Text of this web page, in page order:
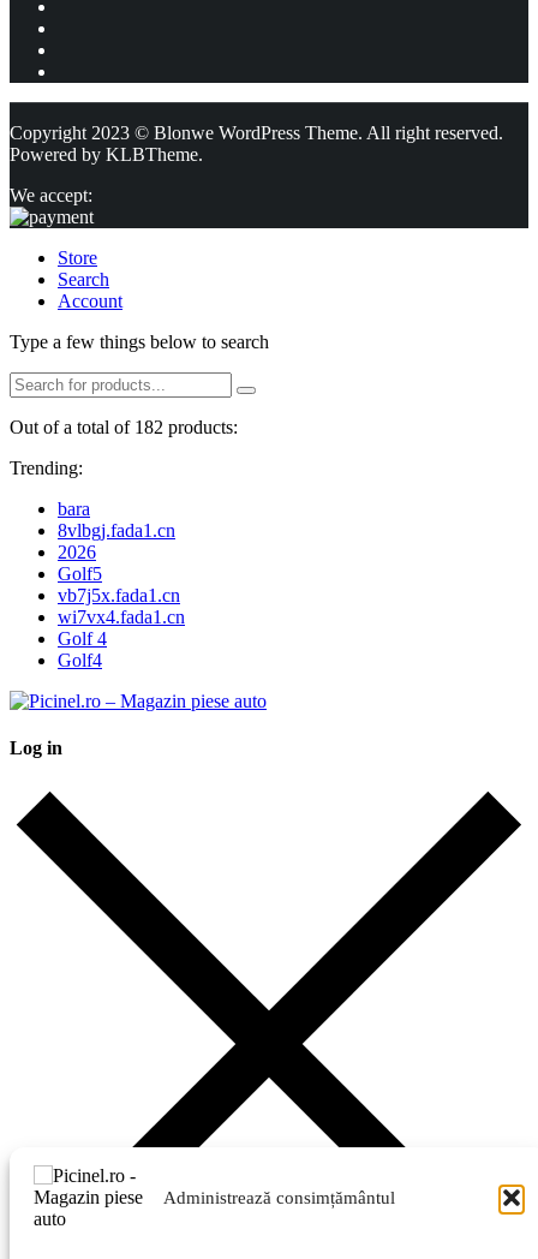
Administrează consimțământul
Copyright 2023 © Blonwe WordPress Theme. All right reserved.
Powered by KLBTheme.
We accept:
Store
Search
Account
Type a few things below to search
Out of a total of 182 products:
Trending:
bara
8vlbgj.fada1.cn
2026
Golf5
vb7j5x.fada1.cn
wi7vx4.fada1.cn
Golf 4
Golf4
Log in